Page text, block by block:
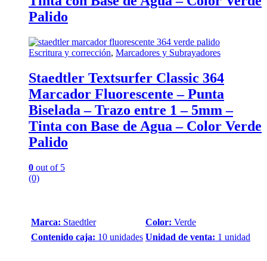
Palido
Escritura y corrección, Marcadores y Subrayadores
Staedtler Textsurfer Classic 364
Marcador Fluorescente – Punta
Biselada – Trazo entre 1 – 5mm –
Tinta con Base de Agua – Color Verde
Palido
0 out of 5
(0)
Marca: Staedtler Color: Verde
Contenido caja: 10 unidades Unidad de venta: 1 unidad